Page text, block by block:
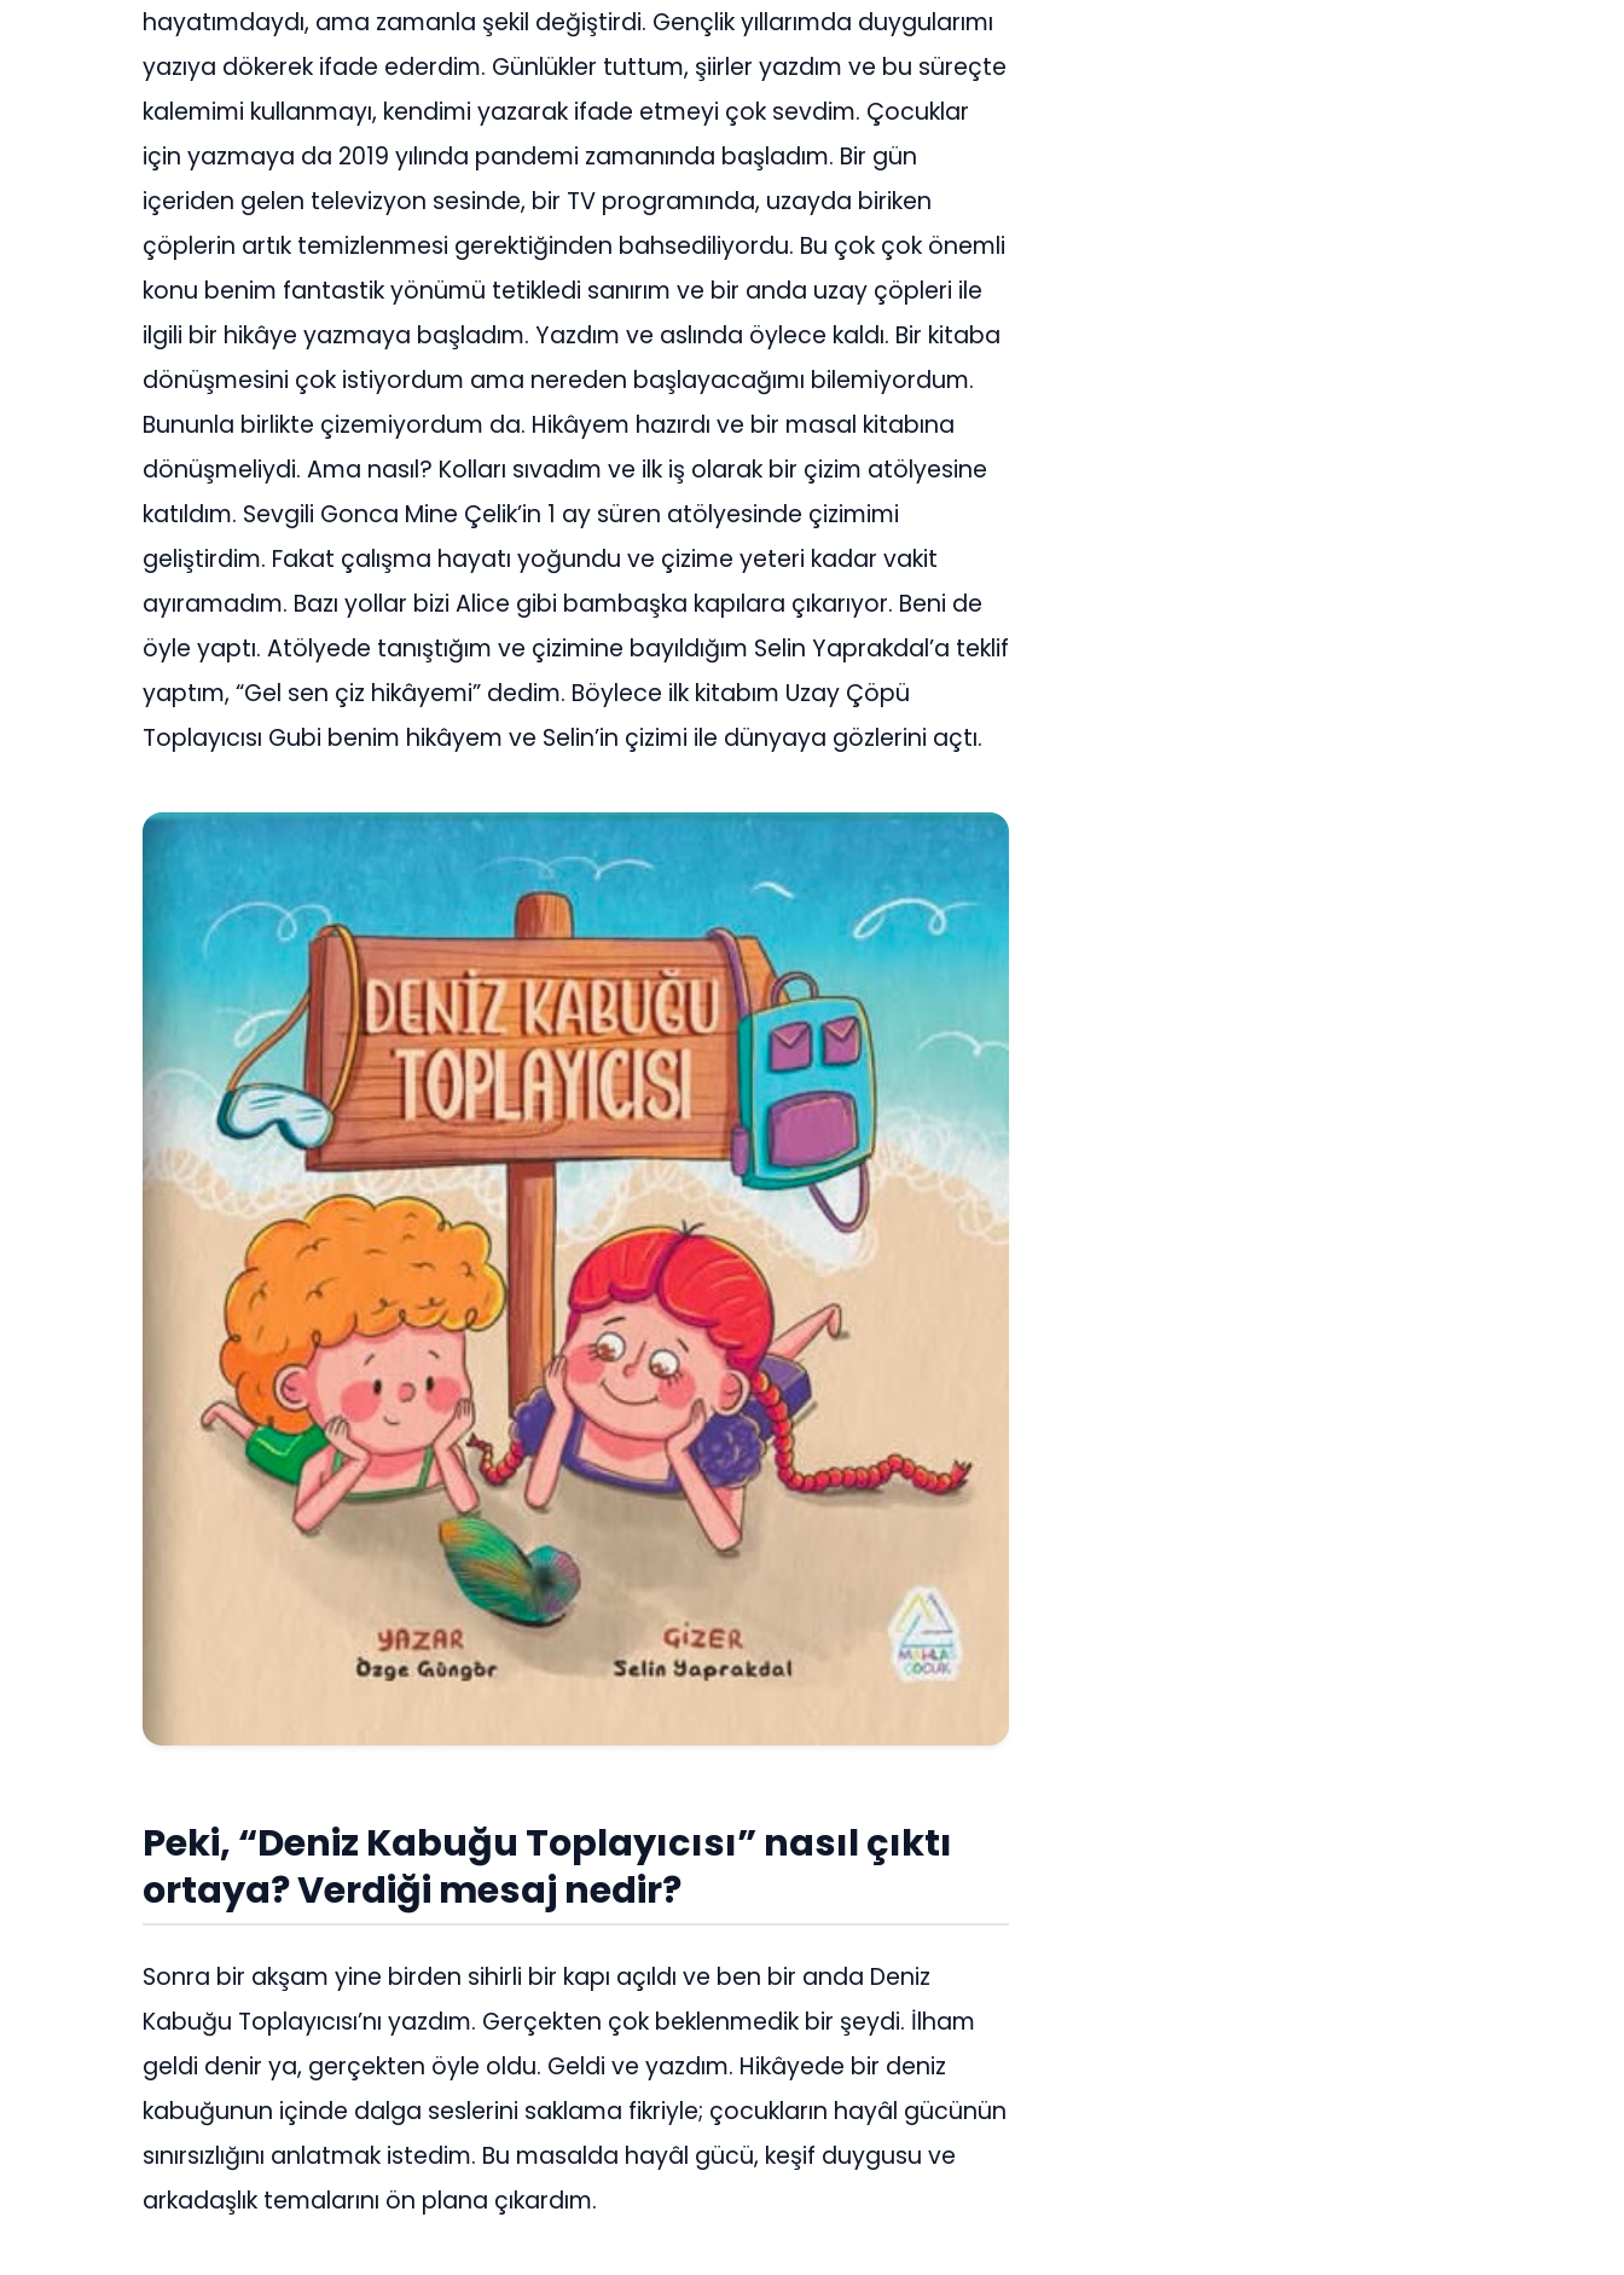
hayatımdaydı, ama zamanla şekil değiştirdi. Gençlik yıllarımda duygularımı
yazıya dökerek ifade ederdim. Günlükler tuttum, şiirler yazdım ve bu süreçte
kalemimi kullanmayı, kendimi yazarak ifade etmeyi çok sevdim. Çocuklar
için yazmaya da 2019 yılında pandemi zamanında başladım. Bir gün
içeriden gelen televizyon sesinde, bir TV programında, uzayda biriken
çöplerin artık temizlenmesi gerektiğinden bahsediliyordu. Bu çok çok önemli
konu benim fantastik yönümü tetikledi sanırım ve bir anda uzay çöpleri ile
ilgili bir hikâye yazmaya başladım. Yazdım ve aslında öylece kaldı. Bir kitaba
dönüşmesini çok istiyordum ama nereden başlayacağımı bilemiyordum.
Bununla birlikte çizemiyordum da. Hikâyem hazırdı ve bir masal kitabına
dönüşmeliydi. Ama nasıl? Kolları sıvadım ve ilk iş olarak bir çizim atölyesine
katıldım. Sevgili Gonca Mine Çelik’in 1 ay süren atölyesinde çizimimi
geliştirdim. Fakat çalışma hayatı yoğundu ve çizime yeteri kadar vakit
ayıramadım. Bazı yollar bizi Alice gibi bambaşka kapılara çıkarıyor. Beni de
öyle yaptı. Atölyede tanıştığım ve çizimine bayıldığım Selin Yaprakdal’a teklif
yaptım, “Gel sen çiz hikâyemi” dedim. Böylece ilk kitabım Uzay Çöpü
Toplayıcısı Gubi benim hikâyem ve Selin’in çizimi ile dünyaya gözlerini açtı.
Peki, “Deniz Kabuğu Toplayıcısı” nasıl çıktı
ortaya? Verdiği mesaj nedir?
Sonra bir akşam yine birden sihirli bir kapı açıldı ve ben bir anda Deniz
Kabuğu Toplayıcısı’nı yazdım. Gerçekten çok beklenmedik bir şeydi. İlham
geldi denir ya, gerçekten öyle oldu. Geldi ve yazdım. Hikâyede bir deniz
kabuğunun içinde dalga seslerini saklama fikriyle; çocukların hayâl gücünün
sınırsızlığını anlatmak istedim. Bu masalda hayâl gücü, keşif duygusu ve
arkadaşlık temalarını ön plana çıkardım.